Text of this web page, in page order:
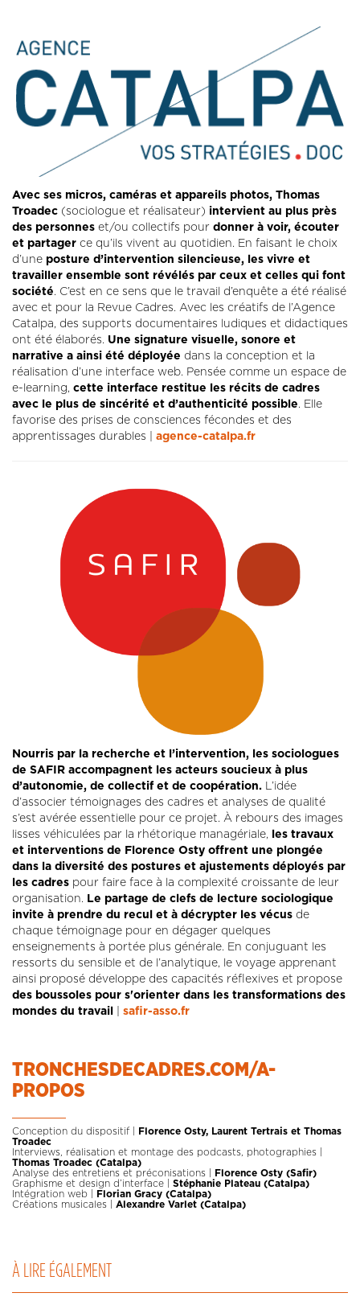
Avec ses micros, caméras et appareils photos, Thomas
Troadec (sociologue et réalisateur) intervient au plus près
des personnes et/ou collectifs pour donner à voir, écouter
et partager ce qu’ils vivent au quotidien. En faisant le choix
d’une posture d’intervention silencieuse, les vivre et
travailler ensemble sont révélés par ceux et celles qui font
société. C’est en ce sens que le travail d’enquête a été réalisé
avec et pour la Revue Cadres. Avec les créatifs de l’Agence
Catalpa, des supports documentaires ludiques et didactiques
ont été élaborés. Une signature visuelle, sonore et
narrative a ainsi été déployée dans la conception et la
réalisation d’une interface web. Pensée comme un espace de
e-learning, cette interface restitue les récits de cadres
avec le plus de sincérité et d’authenticité possible. Elle
favorise des prises de consciences fécondes et des
apprentissages durables | agence-catalpa.fr
Nourris par la recherche et l’intervention, les sociologues
de SAFIR accompagnent les acteurs soucieux à plus
d’autonomie, de collectif et de coopération. L’idée
d’associer témoignages des cadres et analyses de qualité
s’est avérée essentielle pour ce projet. À rebours des images
lisses véhiculées par la rhétorique managériale, les travaux
et interventions de Florence Osty offrent une plongée
dans la diversité des postures et ajustements déployés par
les cadres pour faire face à la complexité croissante de leur
organisation. Le partage de clefs de lecture sociologique
invite à prendre du recul et à décrypter les vécus de
chaque témoignage pour en dégager quelques
enseignements à portée plus générale. En conjuguant les
ressorts du sensible et de l’analytique, le voyage apprenant
ainsi proposé développe des capacités réflexives et propose
des boussoles pour s'orienter dans les transformations des
mondes du travail
safir-asso.fr
TRONCHESDECADRES.COM/A-
PROPOS
Conception du dispositif |
Florence Osty, Laurent Tertrais et Thomas
Troadec
Interviews, réalisation et montage des podcasts, photographies |
Thomas Troadec (Catalpa)
Analyse des entretiens et préconisations |
Florence Osty (Safir)
Graphisme et design d’interface | Stéphanie Plateau (Catalpa)
Intégration web |
Florian Gracy (Catalpa)
Créations musicales | Alexandre Varlet (Catalpa)
À LIRE ÉGALEMENT